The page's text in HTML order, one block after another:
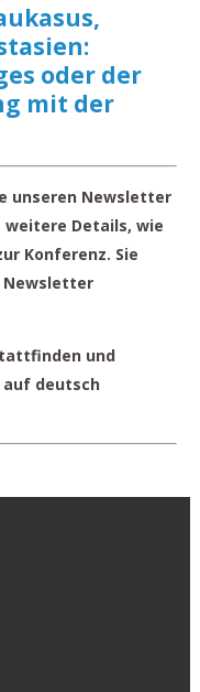
oder der
mit der
unseren Newsletter
Details, wie
Konferenz. Sie
Newsletter
und
deutsch